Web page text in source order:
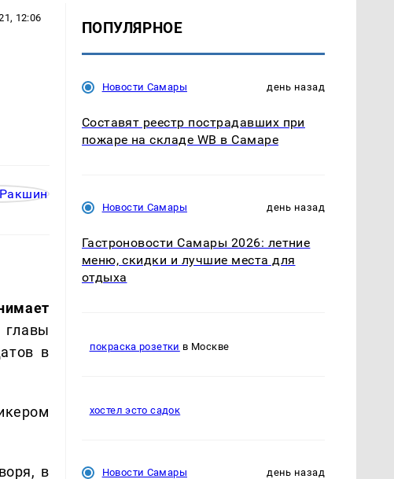
12:06
главы
в
в
ПОПУЛЯРНОЕ
Новости Самары день назад
Составят реестр пострадавших при
пожаре на складе WB в Самаре
Новости Самары день назад
Гастроновости Самары 2026: летние
меню, скидки и лучшие места для
отдыха
покраска розетки в Москве
хостел эсто садок
Новости Самары день назад